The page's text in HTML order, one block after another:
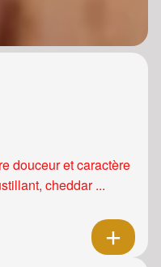
douceur et caractère
cheddar ...